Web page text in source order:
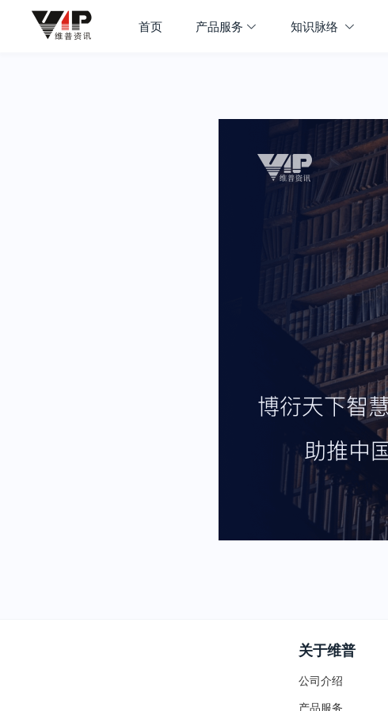
首页 产品服务 知识脉络
关于维普
公司介绍
产品服务